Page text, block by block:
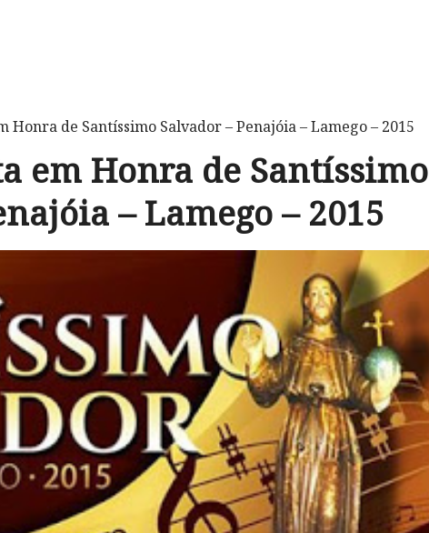
Honra de Santíssimo Salvador – Penajóia – Lamego – 2015
em Honra de Santíssimo
– Lamego – 2015